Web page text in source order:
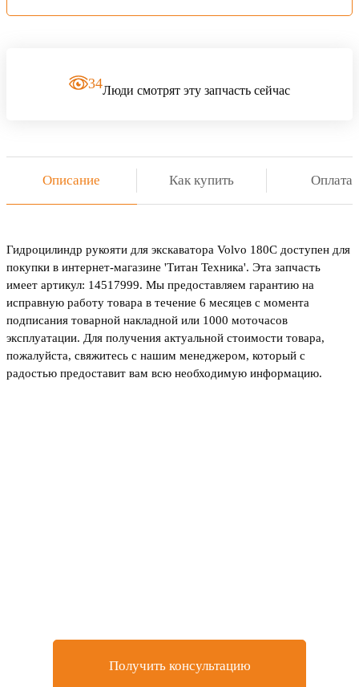
34Люди смотрят эту запчасть сейчас
Описание Как купить Оплата
Гидроцилиндр рукояти для экскаватора Volvo 180C доступен для
покупки в интернет-магазине 'Титан Техника'. Эта запчасть
имеет артикул: 14517999. Мы предоставляем гарантию на
исправную работу товара в течение 6 месяцев с момента
подписания товарной накладной или 1000 моточасов
эксплуатации. Для получения актуальной стоимости товара,
пожалуйста, свяжитесь с нашим менеджером, который с
радостью предоставит вам всю необходимую информацию.
Получить консультацию